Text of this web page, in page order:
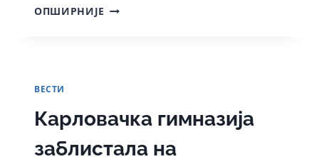
ОПШИРНИЈЕ „АНГАЖОВАНЕ
ВЕСТИ
Карловачка гимназија
заблистала на